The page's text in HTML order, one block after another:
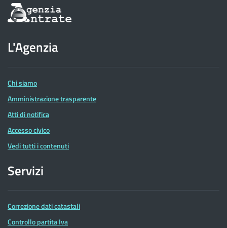
Informazioni
sul
dell'Agenzia
delle
Entrate
L'Agenzia
Chi siamo
Amministrazione trasparente
Atti di notifica
Accesso civico
Vedi tutti i contenuti
Servizi
Correzione dati catastali
Controllo partita Iva